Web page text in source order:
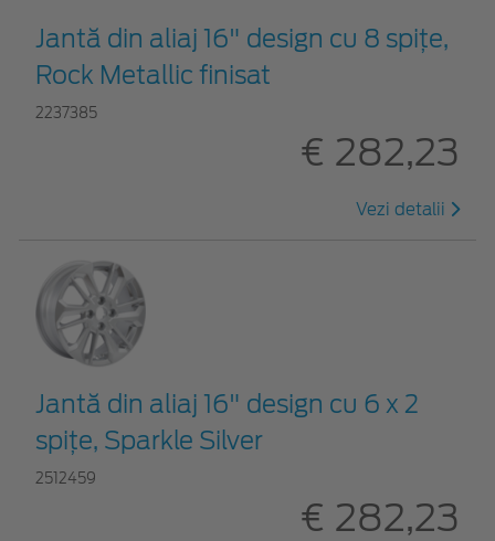
Jantă din aliaj 16" design cu 8 spițe,
Rock Metallic finisat
2237385
€ 282,23
Vezi detalii
Jantă din aliaj 16" design cu 6 x 2
spiţe, Sparkle Silver
2512459
€ 282,23